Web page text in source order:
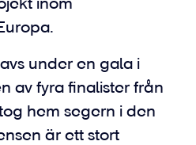
under en gala i
av fyra finalister från
hem segern i den
är ett stort